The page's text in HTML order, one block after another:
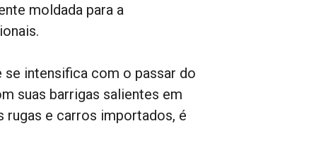
moldada para a
se intensifica com o passar do
suas barrigas salientes em
rugas e carros importados, é